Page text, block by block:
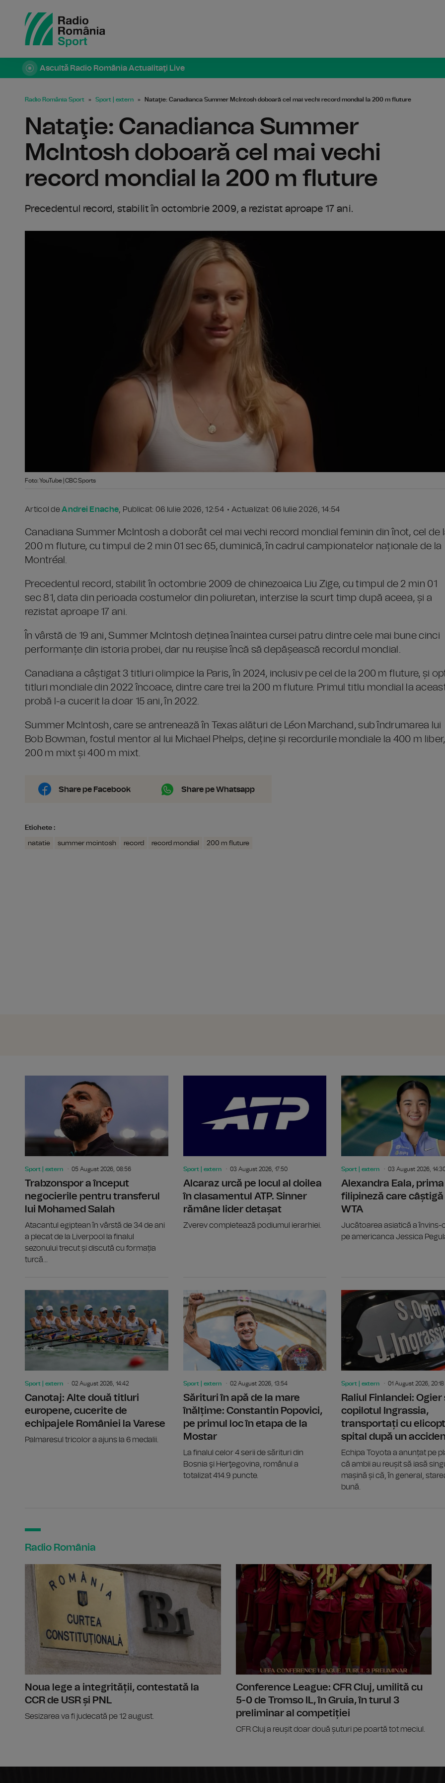
Ascultă Radio România Actualitaţi Live
Radio România Sport Sport | extern Nataţie: Canadianca Summer McIntosh doboară cel mai vechi record mondial la 200 m fluture
Nataţie: Canadianca Summer
McIntosh doboară cel mai vechi
record mondial la 200 m fluture
Precedentul record, stabilit în octombrie 2009, a rezistat aproape 17 ani.
Foto: YouTube | CBC Sports
Articol deAndrei Enache, Publicat: 06 Iulie 2026, 12:54 • Actualizat: 06 Iulie 2026, 14:54
Canadiana Summer McIntosh a doborât cel mai vechi record mondial feminin din înot, cel de
200 m fluture, cu timpul de 2 min 01 sec 65, duminică, în cadrul campionatelor naționale de la
Montréal.
Precedentul record, stabilit în octombrie 2009 de chinezoaica Liu Zige, cu timpul de 2 min 01
sec 81, data din perioada costumelor din poliuretan, interzise la scurt timp după aceea, și a
rezistat aproape 17 ani.
În vârstă de 19 ani, Summer McIntosh deținea înaintea cursei patru dintre cele mai bune cinci
performanțe din istoria probei, dar nu reușise încă să depășească recordul mondial.
Canadiana a câștigat 3 titluri olimpice la Paris, în 2024, inclusiv pe cel de la 200 m fluture, și
titluri mondiale din 2022 încoace, dintre care trei la 200 m fluture. Primul titlu mondial la
probă l-a cucerit la doar 15 ani, în 2022.
Summer McIntosh, care se antrenează în Texas alături de Léon Marchand, sub îndrumarea lui
Bob Bowman, fostul mentor al lui Michael Phelps, deține și recordurile mondiale la 400 m liber,
200 m mixt și 400 m mixt.
Share pe Facebook Share pe Whatsapp
Etichete :
natatie summer mcintosh record record mondial 200 m fluture
Sport | extern 05 August 2026, 08:56
Trabzonspor a început
negocierile pentru transferul
lui Mohamed Salah
Atacantul egiptean în vârstă de 34 de ani
a plecat de la Liverpool la finalul
sezonului trecut și discută cu formația
turcă...
Trabzonspor a început negocierile
Sport | extern 03 August 2026, 17:50
Alcaraz urcă pe locul al doilea
în clasamentul ATP. Sinner
rămâne lider detașat
Zverev completează podiumul ierarhiei.
Sport | extern 03 August 2026,
Alexandra Eala, prima
filipineză care
WTA
Jucătoarea asiatică a învins-
pe americanca Jessica
Sport | extern 02 August 2026, 14:42
Canotaj: Alte două titluri
europene, cucerite de
echipajele României la Varese
Palmaresul tricolor a ajuns la 6 medalii.
Sport | extern 02 August 2026, 13:54
Sărituri în apă de la mare
înălțime: Constantin Popovici,
pe primul loc în etapa de la
Mostar
La finalul celor 4 serii de sărituri din
Bosnia şi Herţegovina, românul a
totalizat 414.9 puncte.
Sport | extern 01 August 2026, 20:18
Raliul Finlandei: Ogier
copilotul Ingrassia,
transportați cu
spital după un
Echipa Toyota a anunțat pe
că ambii au reușit să iasă
mașină și că, în general,
bună.
Radio România
Noua lege a integrității, contestată la
CCR de USR și PNL
Sesizarea va fi judecată pe 12 august.
Noua
Conference League: CFR Cluj, umilită cu
5-0 de Tromso IL, în Gruia, în turul 3
preliminar al competiției
CFR Cluj a reușit doar două șuturi pe poartă tot meciul.